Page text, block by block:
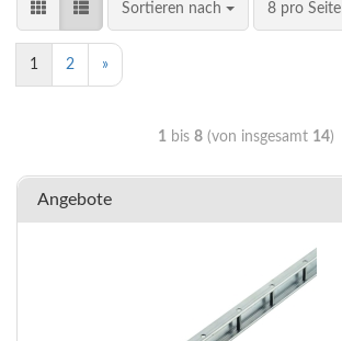
Sortieren nach 8 pro Seite
1 2 »
1bis 8(von insgesamt 14)
Angebote